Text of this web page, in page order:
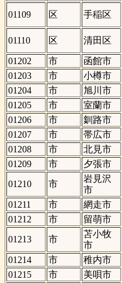
01109
区 手稲区
01110
区 清田区
01202
市 函館市
01203
市 小樽市
01204
市 旭川市
01205
市 室蘭市
01206
市 釧路市
01207
市 帯広市
01208
市 北見市
01209
市 夕張市
01210
市
岩見沢
市
01211 市 網走市
01212
市 留萌市
01213
市
苫小牧
市
01214 市 稚内市
01215
市 美唄市